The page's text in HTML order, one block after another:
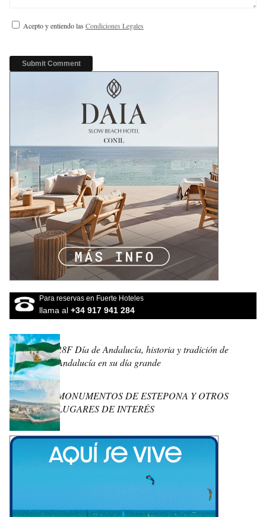
Acepto y entiendo las Condiciones Legales
Para reservas en Fuerte Hoteles
llama al +34 917 941 284
28F Día de Andalucía, historia y tradición de
Andalucía en su día grande
MONUMENTOS DE ESTEPONA Y OTROS
LUGARES DE INTERÉS